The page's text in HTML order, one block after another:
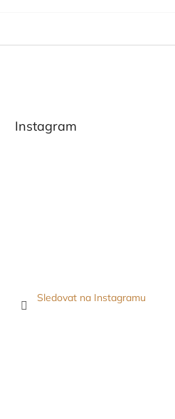
Instagram
Sledovat na Instagramu